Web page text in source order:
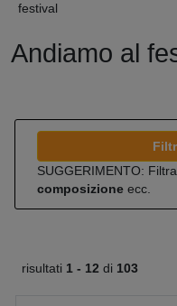
festival
Andiamo al
SUGGERIMENTO:
composizione ecc.
risultati 1 - 12 di 103